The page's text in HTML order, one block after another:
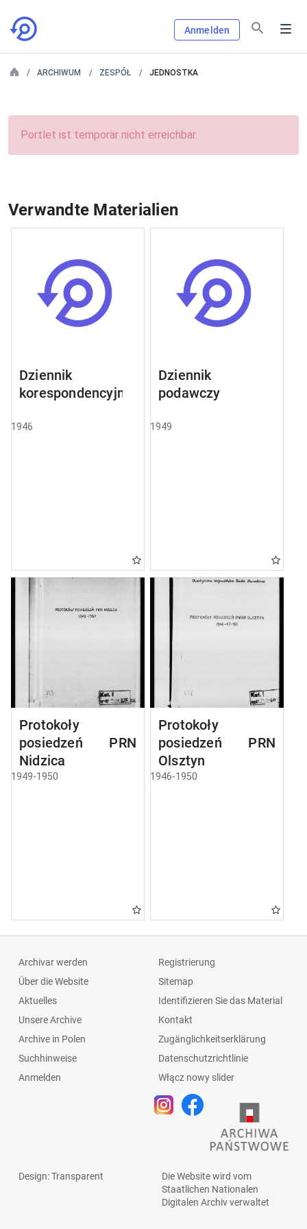
Anmelden
ARCHIWUM ZESPÓŁ JEDNOSTKA
Portlet ist temporär nicht erreichbar.
Verwandte Materialien
Dziennik
korespondencyjny
1946
Dziennik
podawczy
1949
Protokoły
posiedzeń PRN
Nidzica
1949-1950
Protokoły
posiedzeń PRN
Olsztyn
1946-1950
Archivar werden
Über die Website
Aktuelles
Unsere Archive
Archive in Polen
Suchhinweise
Anmelden
Registrierung
Sitemap
Identifizieren Sie das Material
Kontakt
Zugänglichkeitserklärung
Datenschutzrichtlinie
Włącz nowy slider
Design: Transparent
Die Website wird vom
Staatlichen Nationalen
Digitalen Archivverwaltet